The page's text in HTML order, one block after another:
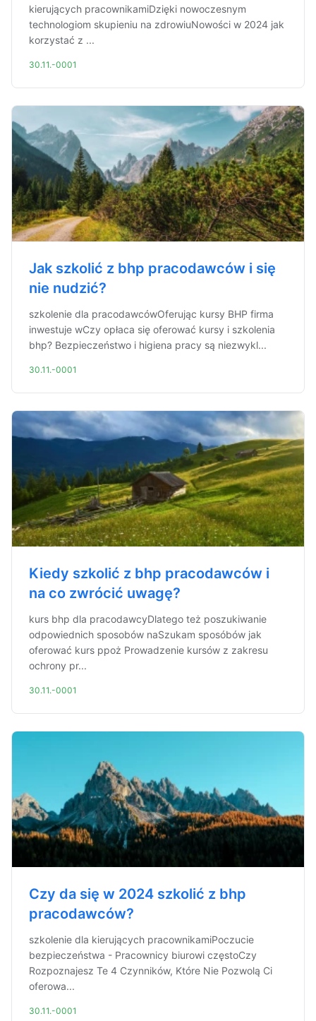
kierujących pracownikamiDzięki nowoczesnym
technologiom skupieniu na zdrowiuNowości w 2024 jak
korzystać z ...
30.11.-0001
Jak szkolić z bhp pracodawców i się
nie nudzić?
szkolenie dla pracodawcówOferując kursy BHP firma
inwestuje wCzy opłaca się oferować kursy i szkolenia
bhp? Bezpieczeństwo i higiena pracy są niezwykl...
30.11.-0001
Kiedy szkolić z bhp pracodawców i
na co zwrócić uwagę?
kurs bhp dla pracodawcyDlatego też poszukiwanie
odpowiednich sposobów naSzukam sposóbów jak
oferować kurs ppoż Prowadzenie kursów z zakresu
ochrony pr...
30.11.-0001
Czy da się w 2024 szkolić z bhp
pracodawców?
szkolenie dla kierujących pracownikamiPoczucie
bezpieczeństwa - Pracownicy biurowi częstoCzy
Rozpoznajesz Te 4 Czynników, Które Nie Pozwolą Ci
oferowa...
30.11.-0001